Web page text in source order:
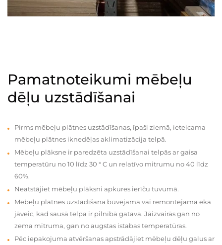
Pamatnoteikumi mēbeļu
dēļu uzstādīšanai
Pirms mēbeļu plātnes uzstādīšanas, īpaši ziemā, ieteicama
mēbeļu plātnes iknedēļas aklimatizācija telpā.
Mēbeļu plāksne ir paredzēta uzstādīšanai telpās ar gaisa
temperatūru no 10 līdz 30 ° C un relatīvo mitrumu no 40 līdz
60%.
Neatstājiet mēbeļu plāksni apkures ierīču tuvumā.
Mēbeļu plātnes uzstādīšana būvējamā vai remontējamā ēkā
jāveic, kad sausā telpa ir pilnībā gatava. Jāizvairās gan no
zema mitruma, gan no augstas istabas temperatūras.
Pēc iepakojuma atvēršanas apstrādājiet mēbeļu dēļu galus ar